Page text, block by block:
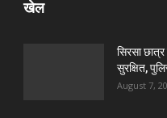
खेल
सिरसा
सुरक्षित,
August 7,